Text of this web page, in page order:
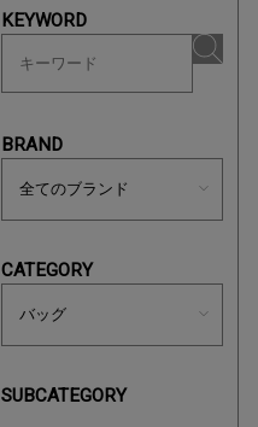
KEYWORD
BRAND
CATEGORY
SUBCATEGORY